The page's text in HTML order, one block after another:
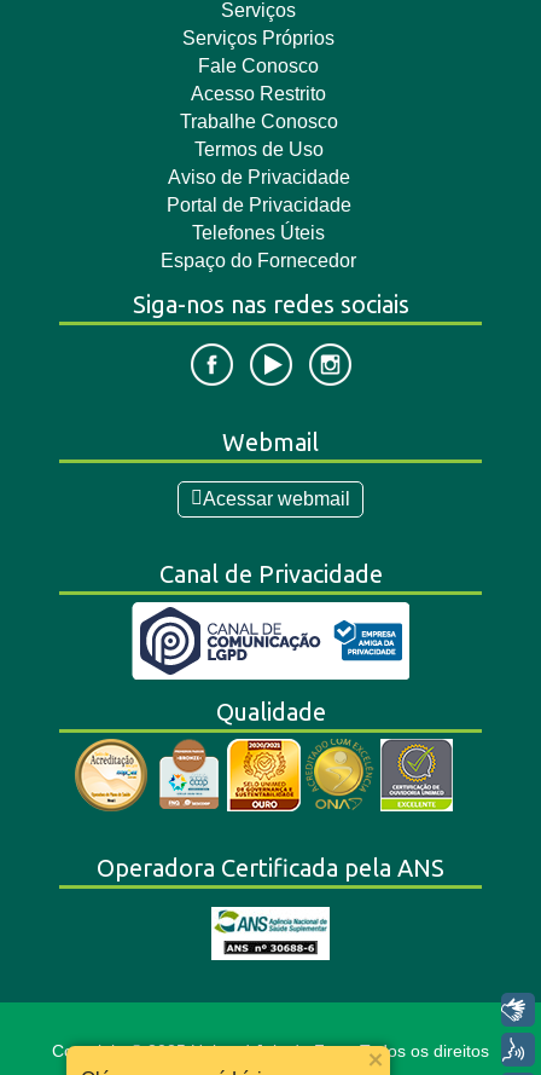
Libras
Voz
Serviços
Serviços Próprios
Fale Conosco
Acesso Restrito
Trabalhe Conosco
Termos de Uso
Aviso de Privacidade
Portal de Privacidade
Telefones Úteis
Espaço do Fornecedor
Siga-nos nas redes sociais
Webmail
Acessar webmail
Canal de Privacidade
Qualidade
Operadora Certificada pela ANS
Copyright © 2025 Unimed Juiz de Fora. Todos os direitos